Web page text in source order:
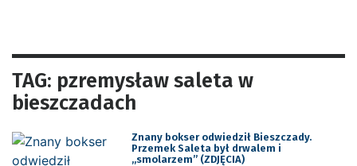
TAG: pzremysław saleta w
bieszczadach
Znany bokser odwiedził Bieszczady.
Przemek Saleta był drwalem i
„smolarzem” (ZDJĘCIA)